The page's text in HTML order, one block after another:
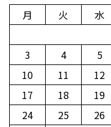
月
火 水
3
4 5
10
11 12
17
18 19
24
25 26